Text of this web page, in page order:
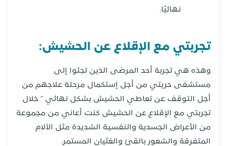
نهائيًا.
تجربتي مع الإقلاع عن الحشيش:
وهذه هي تجربة أحد المرضى الذين لجئوا إلى
مستشفى حريتي من أجل إستكمال مرحلة علاجهم من
أجل التوقف عن تعاطي الحشيش بشكل نهائي ” خلال
تجربتي مع الإقلاع عن الحشيش كنت أعاني من مجموعة
من الأعراض الجسدية والنفسية الشديدة مثل الآلام
المتفرقة والشعور بالقئ والغثيان المستمر.